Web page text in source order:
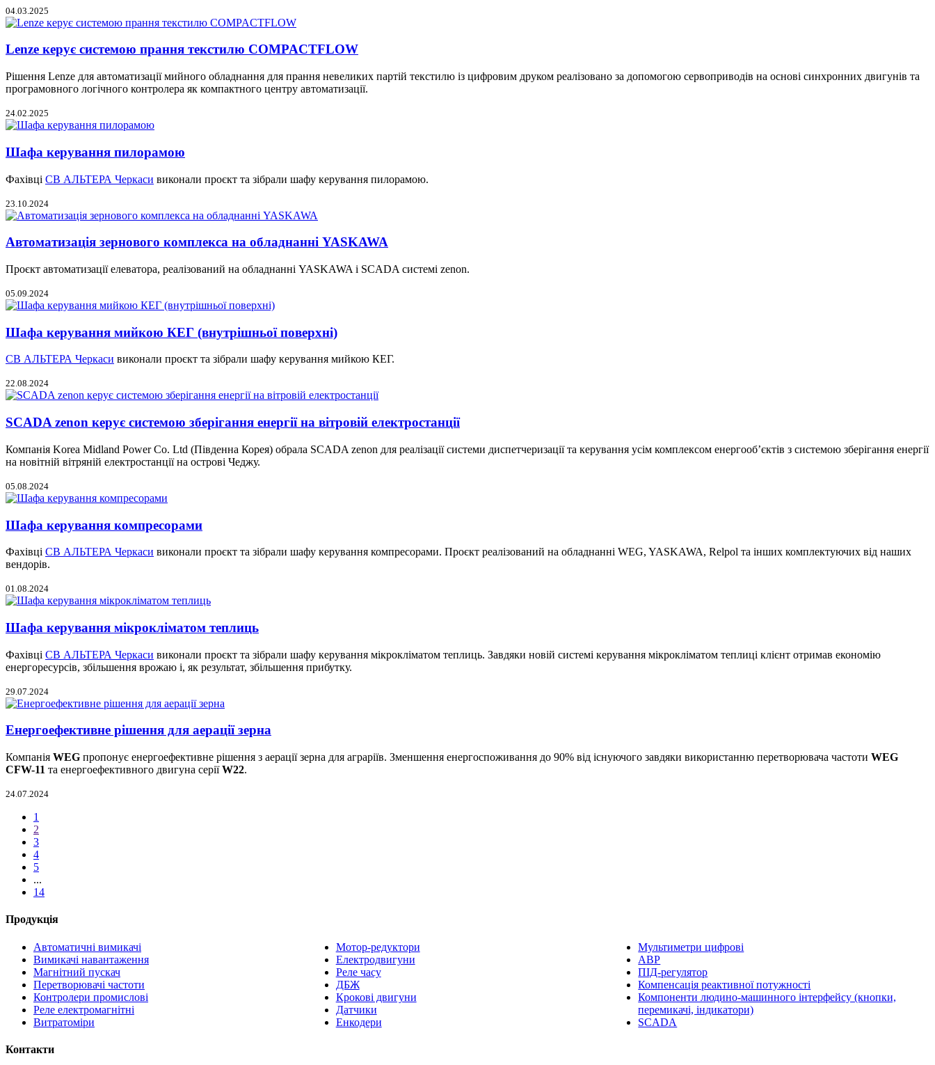
04.03.2025
Lenze керує системою прання текстилю COMPACTFLOW
Рішення Lenze для автоматизації мийного обладнання для прання невеликих партій текстилю із цифровим друком реалізовано за допомогою сервоприводів на основі синхронних двигунів та
програмовного логічного контролера як компактного центру автоматизації.
24.02.2025
Шафа керування пилорамою
Фахівці СВ АЛЬТЕРА Черкаси виконали проєкт та зібрали шафу керування пилорамою.
23.10.2024
Автоматизація зернового комплекса на обладнанні YASKAWA
Проєкт автоматизації елеватора, реалізований на обладнанні YASKAWA і SCADA системі zenon.
05.09.2024
Шафа керування мийкою КЕГ (внутрішньої поверхні)
СВ АЛЬТЕРА Черкаси виконали проєкт та зібрали шафу керування мийкою КЕГ.
22.08.2024
SCADA zenon керує системою зберігання енергії на вітровій електростанції
Компанія Korea Midland Power Co. Ltd (Південна Корея) обрала SCADA zenon для реалізації системи диспетчеризації та керування усім комплексом енергооб’єктів з системою зберігання енергії
на новітній вітряній електростанції на острові Чеджу.
05.08.2024
Шафа керування компресорами
Фахівці СВ АЛЬТЕРА Черкаси виконали проєкт та зібрали шафу керування компресорами. Проєкт реалізований на обладнанні WEG, YASKAWA, Relpol та інших комплектуючих від наших
вендорів.
01.08.2024
Шафа керування мікрокліматом теплиць
Фахівці СВ АЛЬТЕРА Черкаси виконали проєкт та зібрали шафу керування мікрокліматом теплиць. Завдяки новій системі керування мікрокліматом теплиці клієнт отримав економію
енергоресурсів, збільшення врожаю і, як результат, збільшення прибутку.
29.07.2024
Енергоефективне рішення для аерації зерна
Компанія WEG пропонує енергоефективне рішення з аерації зерна для аграріїв. Зменшення енергоспоживання до 90% від існуючого завдяки використанню перетворювача частоти WEG
CFW-11 та енергоефективного двигуна серіїW22.
24.07.2024
1
2
3
4
5
...
14
Продукція
Автоматичні вимикачі
Вимикачі навантаження
Магнітний пускач
Перетворювачі частоти
Контролери промислові
Реле електромагнітні
Витратоміри
Мотор-редуктори
Електродвигуни
Реле часу
ДБЖ
Крокові двигуни
Датчики
Енкодери
Мультиметри цифрові
АВР
ПІД-регулятор
Компенсація реактивної потужності
Компоненти людино-машинного інтерфейсу (кнопки,
перемикачі, індикатори)
SCADA
Контакти